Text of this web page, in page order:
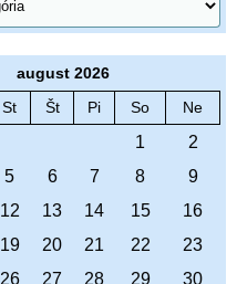
august 2026
St Št Pi So Ne
1
2
5 6 7 8
9
12 13 14 15
16
19 20 21 22
23
26 27 28 29
30